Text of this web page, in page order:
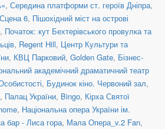
, Середина платформи ст. героїв Дніпра,
Сцена 6, Пішохідний міст на острові
, Початок: кут Бехтерівського провулка та
, Regent Hill, Центр Культури та
, КВЦ Парковий, Golden Gate, Бізнес-
академічний драматичний театр
, Будинок кіно. Червоний зал,
, Палац України, Bingo, Кірха Святої
, Національна опера України ім.
бар - Лиса гора, Мала Опера_v.2 Fan,